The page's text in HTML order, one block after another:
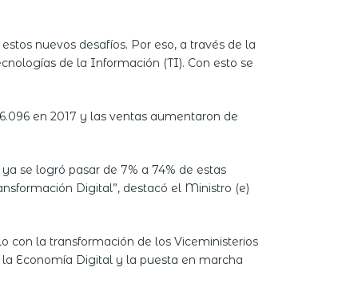
nuevos desafíos. Por eso, a través de la
de la Información (TI). Con esto se
en 2017 y las ventas aumentaron de
se logró pasar de 7% a 74% de estas
Digital”, destacó el Ministro (e)
con la transformación de los Viceministerios
Economía Digital y la puesta en marcha